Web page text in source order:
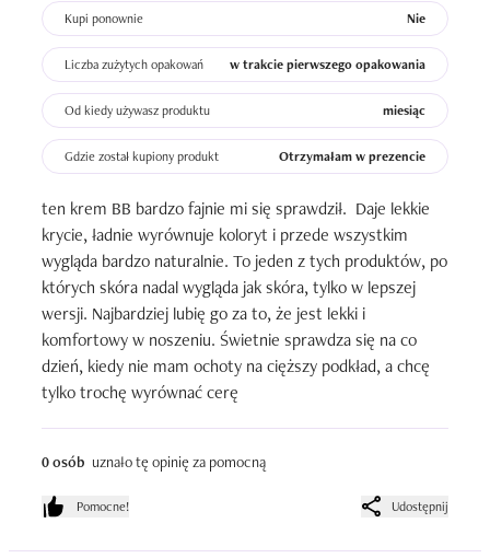
Kupi ponownie Nie
Liczba zużytych opakowań w trakcie pierwszego opakowania
Od kiedy używasz produktu miesiąc
Gdzie został kupiony produkt Otrzymałam w prezencie
ten krem BB bardzo fajnie mi się sprawdził.  Daje lekkie
krycie, ładnie wyrównuje koloryt i przede wszystkim
wygląda bardzo naturalnie. To jeden z tych produktów, po
których skóra nadal wygląda jak skóra, tylko w lepszej
wersji. Najbardziej lubię go za to, że jest lekki i
komfortowy w noszeniu. Świetnie sprawdza się na co
dzień, kiedy nie mam ochoty na cięższy podkład, a chcę
tylko trochę wyrównać cerę
0 osób uznało tę opinię za pomocną
Pomocne! Udostępnij